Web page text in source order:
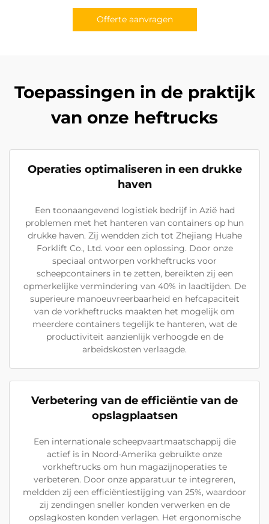
Offerte aanvragen
Toepassingen in de praktijk
van onze heftrucks
Operaties optimaliseren in een drukke
haven
Een toonaangevend logistiek bedrijf in Azië had
problemen met het hanteren van containers op hun
drukke haven. Zij wendden zich tot Zhejiang Huahe
Forklift Co., Ltd. voor een oplossing. Door onze
speciaal ontworpen vorkheftrucks voor
scheepcontainers in te zetten, bereikten zij een
opmerkelijke vermindering van 40% in laadtijden. De
superieure manoeuvreerbaarheid en hefcapaciteit
van de vorkheftrucks maakten het mogelijk om
meerdere containers tegelijk te hanteren, wat de
productiviteit aanzienlijk verhoogde en de
arbeidskosten verlaagde.
Verbetering van de efficiëntie van de
opslagplaatsen
Een internationale scheepvaartmaatschappij die
actief is in Noord-Amerika gebruikte onze
vorkheftrucks om hun magazijnoperaties te
verbeteren. Door onze apparatuur te integreren,
meldden zij een efficiëntiestijging van 25%, waardoor
zij zendingen sneller konden verwerken en de
opslagkosten konden verlagen. Het ergonomische